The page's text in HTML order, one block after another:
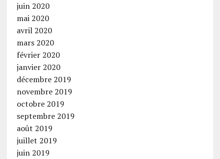
juin 2020
mai 2020
avril 2020
mars 2020
février 2020
janvier 2020
décembre 2019
novembre 2019
octobre 2019
septembre 2019
août 2019
juillet 2019
juin 2019